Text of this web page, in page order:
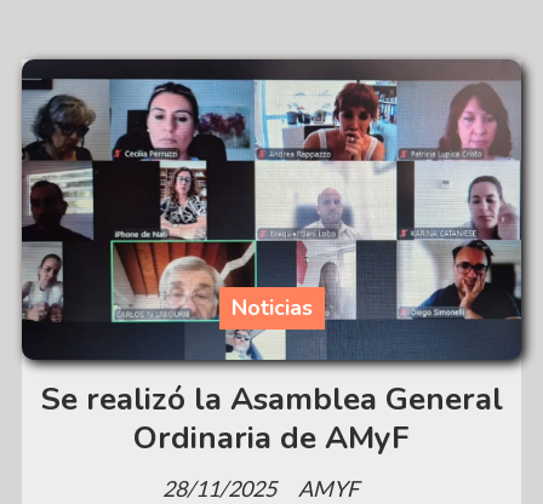
Se realizó la Asamblea General
Ordinaria de AMyF
AMYF
Noticias
28/11/2025